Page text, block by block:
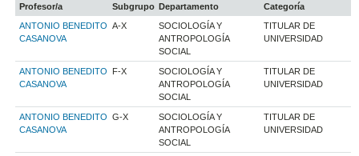
Profesor/a Subgrupo Departamento
Categoría
ANTONIO BENEDITO
CASANOVA
A-X
SOCIOLOGÍA Y
ANTROPOLOGÍA
SOCIAL
TITULAR DE
UNIVERSIDAD
ANTONIO BENEDITO
CASANOVA
F-X
SOCIOLOGÍA Y
ANTROPOLOGÍA
SOCIAL
TITULAR DE
UNIVERSIDAD
ANTONIO BENEDITO
CASANOVA
G-X
SOCIOLOGÍA Y
ANTROPOLOGÍA
SOCIAL
TITULAR DE
UNIVERSIDAD